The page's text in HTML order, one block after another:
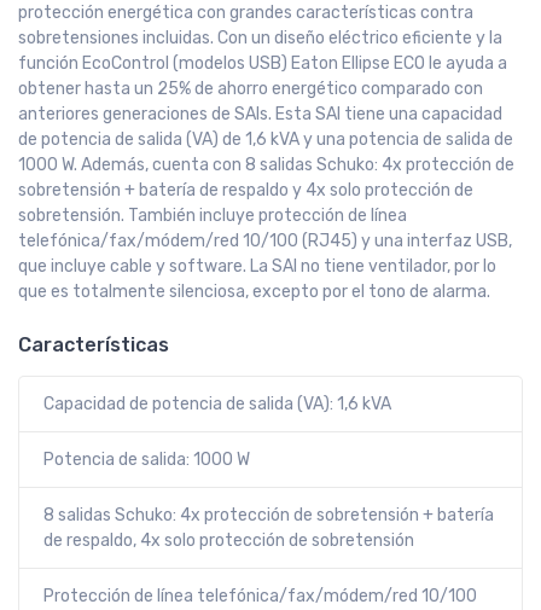
protección energética con grandes características contra
sobretensiones incluidas. Con un diseño eléctrico eficiente y la
función EcoControl (modelos USB) Eaton Ellipse ECO le ayuda a
obtener hasta un 25% de ahorro energético comparado con
anteriores generaciones de SAIs. Esta SAI tiene una capacidad
de potencia de salida (VA) de 1,6 kVA y una potencia de salida de
1000 W. Además, cuenta con 8 salidas Schuko: 4x protección de
sobretensión + batería de respaldo y 4x solo protección de
sobretensión. También incluye protección de línea
telefónica/fax/módem/red 10/100 (RJ45) y una interfaz USB,
que incluye cable y software. La SAI no tiene ventilador, por lo
que es totalmente silenciosa, excepto por el tono de alarma.
Características
Capacidad de potencia de salida (VA): 1,6 kVA
Potencia de salida: 1000 W
8 salidas Schuko: 4x protección de sobretensión + batería
de respaldo, 4x solo protección de sobretensión
Protección de línea telefónica/fax/módem/red 10/100